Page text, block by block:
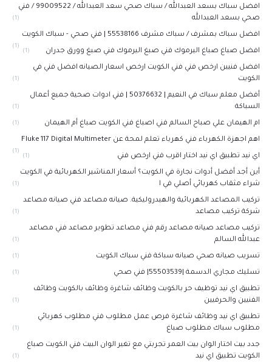
افضل سباك بسعد العبدالله / سباك صحي سعد العبدالله / 99009522 / فني
صحي بسعد العبدالله
(1)
افضل سباك بمشرف / سباك مشرف 55538166 | فني صحي - سباك الكويت
(1)
افضل صباغ صباغ اليرموك فني صبغ اليرموك فني صبغ وورق جدران (1)
افضل فنيين ارخص فني فني الكويت ارخص اسعار الصيانه افضل فني في
الكويت
(1)
أفضل معلم سباك في النعيم | 50376632 | فني ادوات صحية جميع أعمال
السباكة
(1)
ام الهيمان علي صباح السالم فني اصباغ فني الكويت صباغ أم الهيمان (1)
اهم اجهزة الكهرباء فني كهرباء تعلم لمحة عن Fluke 117 Digital Multimeter
(1)
اي نيد تطبيق اي نيد اختار اقرب فني ارخص فني (1)
أين أجد أفضل أدوات نجارة في الكويت؟ أسعار المناشير الكهربائية في الكويت
شراء مثقاب كهربائي أصلي في ا
(1)
تركيب المصاعد الكهربائية والهيدروليكية. صيانه مصاعد فني صيانه مصاعد
شركة تركيب مصاعد
(1)
تركيب مصاعد صيانه مصاعد رقم فني مصاعد تطوير مصاعد فني مصاعد
عبدالله السالم
(1)
تسريب صيانه صحي صيانه سباكة فني سباك الكويت (1)
تسليك مجاري الدسمة |55503539| فني صحي (1)
تطبيق اي نيد توظيف حر بالكويت وظائف شاغرة وظائف بالكويت وظائف
الفنيين والحرفيين
(1)
تطبيق اي نيد وظائف شاغرة فرص عمل مطلوب فني مطلوب كهربائي
مطلوب سباك مطلوب صباغ
(1)
جدد بيت اختار الوان بيت العمر تجربتي مع تغير الوان البيت فني الكويت صباغ
الكويت تطبيق اي نيد
(1)